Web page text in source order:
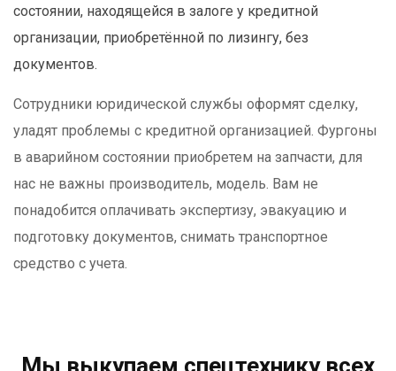
состоянии, находящейся в залоге у кредитной
организации, приобретённой по лизингу, без
документов.
Сотрудники юридической службы оформят сделку,
уладят проблемы с кредитной организацией. Фургоны
в аварийном состоянии приобретем на запчасти, для
нас не важны производитель, модель. Вам не
понадобится оплачивать экспертизу, эвакуацию и
подготовку документов, снимать транспортное
средство с учета.
Мы выкупаем спецтехнику всех